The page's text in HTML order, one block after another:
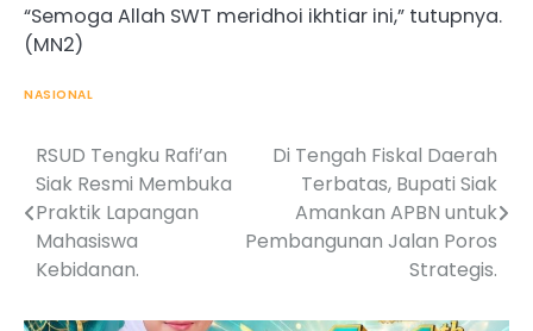
“Semoga Allah SWT meridhoi ikhtiar ini,” tutupnya.
(MN2)
NASIONAL
Post
navigation
RSUD Tengku Rafi’an
Siak Resmi Membuka
Praktik Lapangan
Mahasiswa
Kebidanan.
Di Tengah Fiskal Daerah
Terbatas, Bupati Siak
Amankan APBN untuk
Pembangunan Jalan Poros
Strategis.